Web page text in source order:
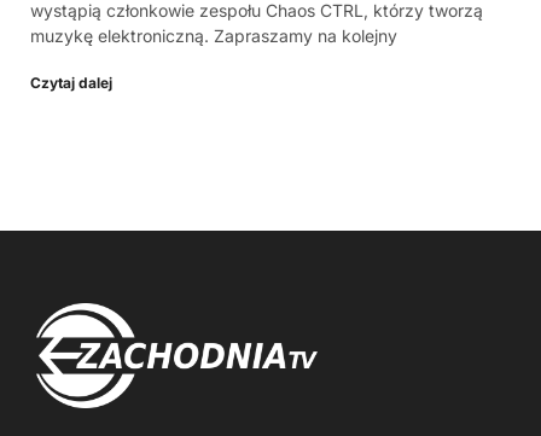
wystąpią członkowie zespołu Chaos CTRL, którzy tworzą
muzykę elektroniczną. Zapraszamy na kolejny
Czytaj dalej